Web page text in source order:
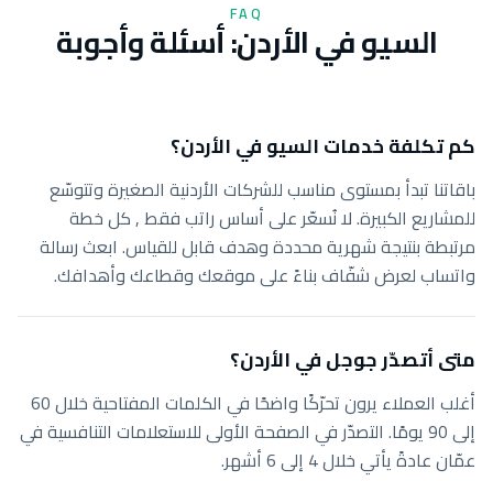
FAQ
السيو في الأردن: أسئلة وأجوبة
كم تكلفة خدمات السيو في الأردن؟
باقاتنا تبدأ بمستوى مناسب للشركات الأردنية الصغيرة وتتوسّع
للمشاريع الكبيرة. لا نُسعّر على أساس راتب فقط , كل خطة
مرتبطة بنتيجة شهرية محددة وهدف قابل للقياس. ابعث رسالة
واتساب لعرض شفّاف بناءً على موقعك وقطاعك وأهدافك.
متى أتصدّر جوجل في الأردن؟
أغلب العملاء يرون تحرّكًا واضحًا في الكلمات المفتاحية خلال 60
إلى 90 يومًا. التصدّر في الصفحة الأولى للاستعلامات التنافسية في
عمّان عادةً يأتي خلال 4 إلى 6 أشهر.